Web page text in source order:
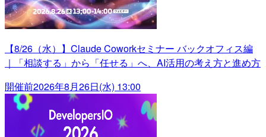
【8/26（水）】Claude Coworkセミナー バックオフィス編
｜「相談する」から「任せる」へ、AI活用の考え方と進め方
開催前2026年8月26日(水) 13:00